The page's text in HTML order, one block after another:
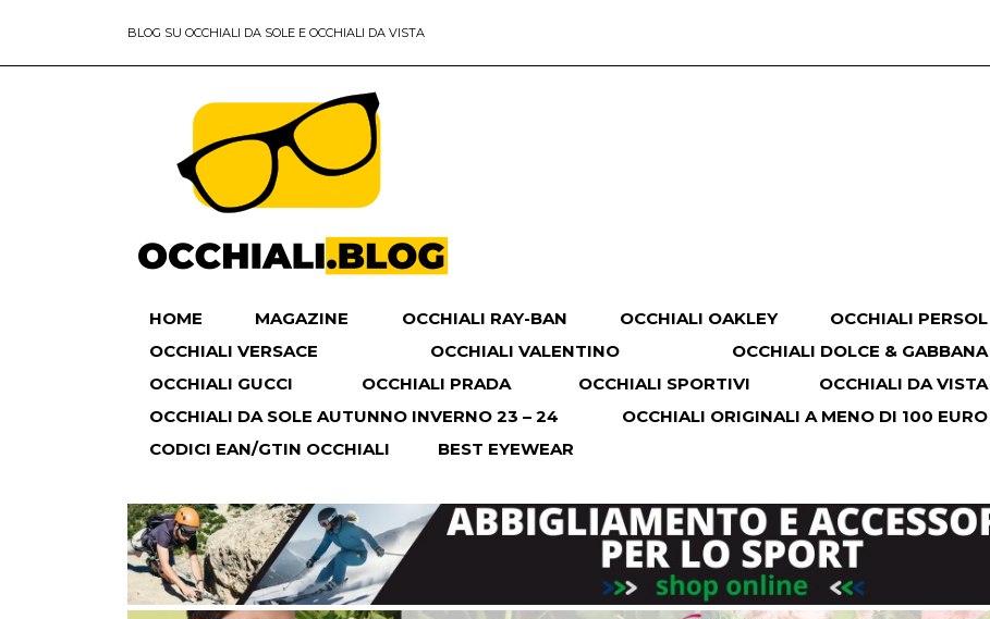
BLOG SU OCCHIALI DA SOLE E OCCHIALI DA VISTA
HOME MAGAZINE OCCHIALI RAY-BAN OCCHIALI OAKLEY
OCCHIALI PERSOL
OCCHIALI VERSACE
OCCHIALI VALENTINO
OCCHIALI DOLCE & GABBANA
OCCHIALI GUCCI
OCCHIALI PRADA OCCHIALI SPORTIVI
OCCHIALI DA VISTA
OCCHIALI DA SOLE AUTUNNO INVERNO 23 – 24
OCCHIALI ORIGINALI A MENO DI 100 EURO
CODICI EAN/GTIN OCCHIALI
BEST EYEWEAR